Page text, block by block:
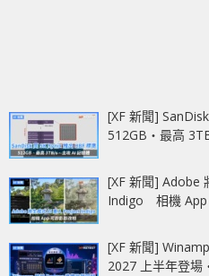
[XF 新聞]
512GB‧最高
[XF 新聞] Adobe
Indigo 相機 App
[XF 新聞]
2027 上半年登